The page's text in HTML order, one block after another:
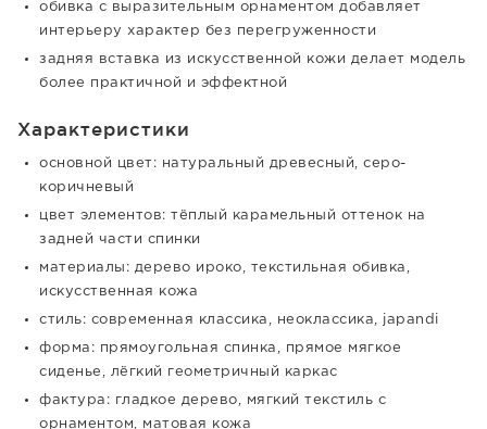
обивка с выразительным орнаментом добавляет
интерьеру характер без перегруженности
задняя вставка из искусственной кожи делает модель
более практичной и эффектной
Характеристики
основной цвет: натуральный древесный, серо-
коричневый
цвет элементов: тёплый карамельный оттенок на
задней части спинки
материалы: дерево ироко, текстильная обивка,
искусственная кожа
стиль: современная классика, неоклассика, japandi
форма: прямоугольная спинка, прямое мягкое
сиденье, лёгкий геометричный каркас
фактура: гладкое дерево, мягкий текстиль с
орнаментом, матовая кожа